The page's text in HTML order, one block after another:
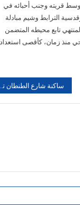
وسط قريته وجنب أحبائه في
الترابط وشيم مبادلة
تابع محيطه المتضمن
منذ زمان، كأقصى استعداد